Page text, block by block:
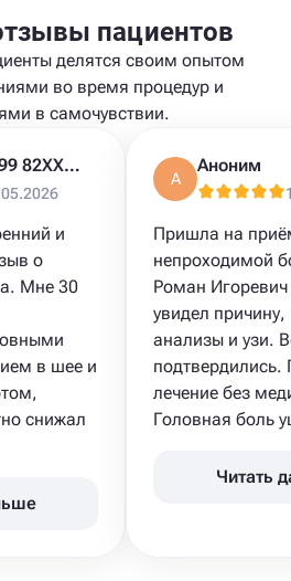
пациентов
делятся своим опытом
во время процедур и
в самочувствии.
Пациент +7 999 82XXXXX
и
о
Мне 30
в шее и
снижал
А
Аноним
Пришла на
непроходимой
Роман Игоревич
увидел
анализы и узи.
подтвердились.
лечение без
Головная боль
Читать